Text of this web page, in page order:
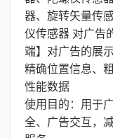
器、旋转矢量传
仪传感器 对广告
端】对广告的展
精确位置信息、
性能数据
使用目的：用于
全、广告交互，